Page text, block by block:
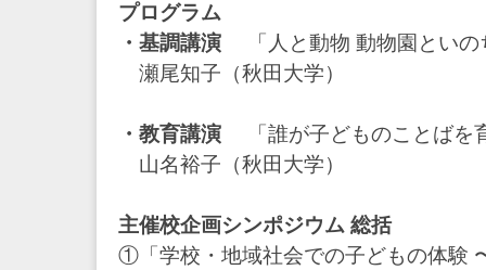
プログラム
・基調講演 「人と動物 動物園といの
瀬尾知子（秋田大学）
・教育講演
「誰が子どものことば
山名裕子（秋田大学）
主催校企画シンポジウム 総括
①「学校・地域社会での子どもの体験